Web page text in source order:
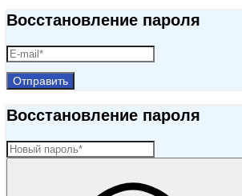
Восстановление пароля
Отправить
Восстановление пароля